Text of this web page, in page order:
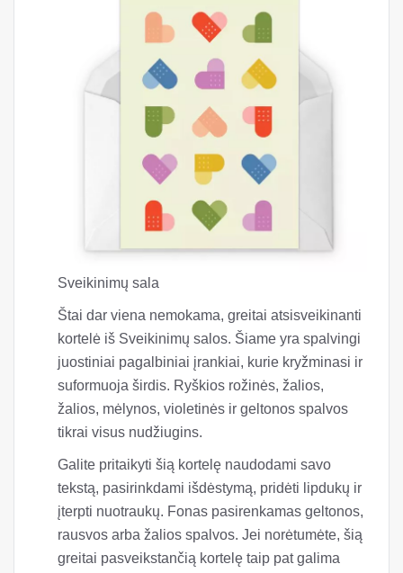
Sveikinimų sala
Štai dar viena nemokama, greitai atsisveikinanti
kortelė iš Sveikinimų salos. Šiame yra spalvingi
juostiniai pagalbiniai įrankiai, kurie kryžminasi ir
suformuoja širdis. Ryškios rožinės, žalios,
žalios, mėlynos, violetinės ir geltonos spalvos
tikrai visus nudžiugins.
Galite pritaikyti šią kortelę naudodami savo
tekstą, pasirinkdami išdėstymą, pridėti lipdukų ir
įterpti nuotraukų. Fonas pasirenkamas geltonos,
rausvos arba žalios spalvos. Jei norėtumėte, šią
greitai pasveikstančią kortelę taip pat galima